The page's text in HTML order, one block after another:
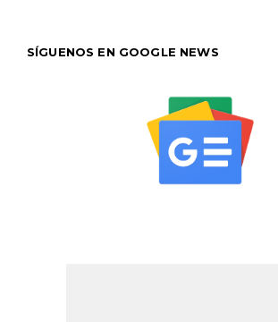
SÍGUENOS EN GOOGLE NEWS